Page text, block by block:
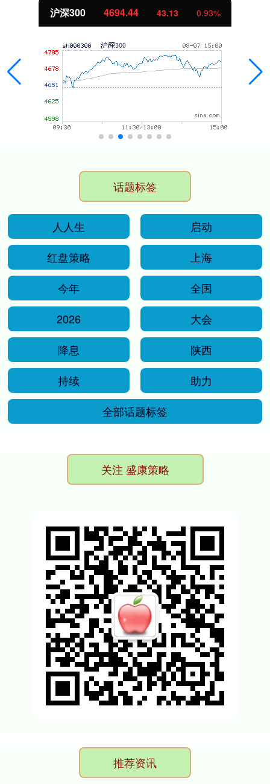
沪深300 4694.44 43.13 0.93%
话题标签
人人生
启动
红盘策略
上海
今年
全国
2026
大会
降息
陕西
持续
助力
全部话题标签
关注 盛康策略
推荐资讯